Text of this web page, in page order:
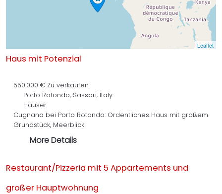
Leaflet
Haus mit Potenzial
550.000 € Zu verkaufen
Porto Rotondo, Sassari, Italy
Häuser
Cugnana bei Porto Rotondo: Ordentliches Haus mit großem
Grundstück, Meerblick
More Details
Restaurant/Pizzeria mit 5 Appartements und
großer Hauptwohnung